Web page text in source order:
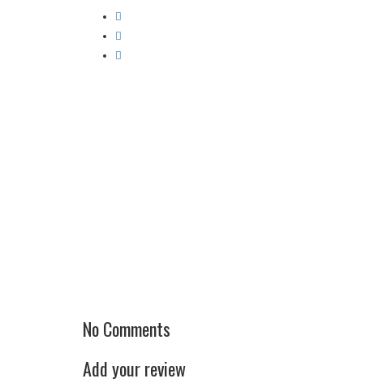
No Comments
Add your review